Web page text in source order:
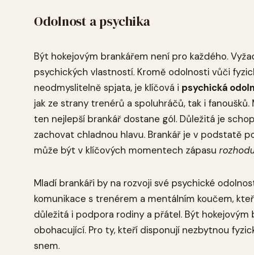
Odolnost a psychika
Být hokejovým brankářem není pro každého.
psychických vlastností. Kromě odolnosti vůči
neodmyslitelně spjata, je klíčová i psychická
jak ze strany trenérů a spoluhráčů, tak i
ten nejlepší brankář dostane gól. Důležitá je
zachovat chladnou hlavu. Brankář je v podstatě
může být v klíčových momentech zápasu
Mladí brankáři by na rozvoji své psychické
komunikace s trenérem a mentálním koučem,
důležitá i podpora rodiny a přátel. Být hokejovým
obohacující. Pro ty, kteří disponují nezbytnou
snem.